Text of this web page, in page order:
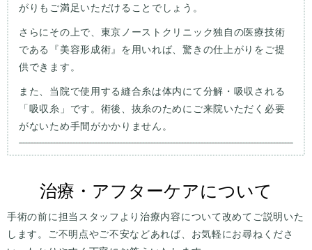
がりもご満足いただけることでしょう。
さらにその上で、東京ノーストクリニック独自の医療技術
である『美容形成術』を用いれば、驚きの仕上がりをご提
供できます。
また、当院で使用する縫合糸は体内にて分解・吸収される
「吸収糸」です。術後、抜糸のためにご来院いただく必要
がないため手間がかかりません。
治療・アフターケアについて
手術の前に担当スタッフより治療内容について改めてご説明いた
します。ご不明点やご不安などあれば、お気軽にお尋ねくださ